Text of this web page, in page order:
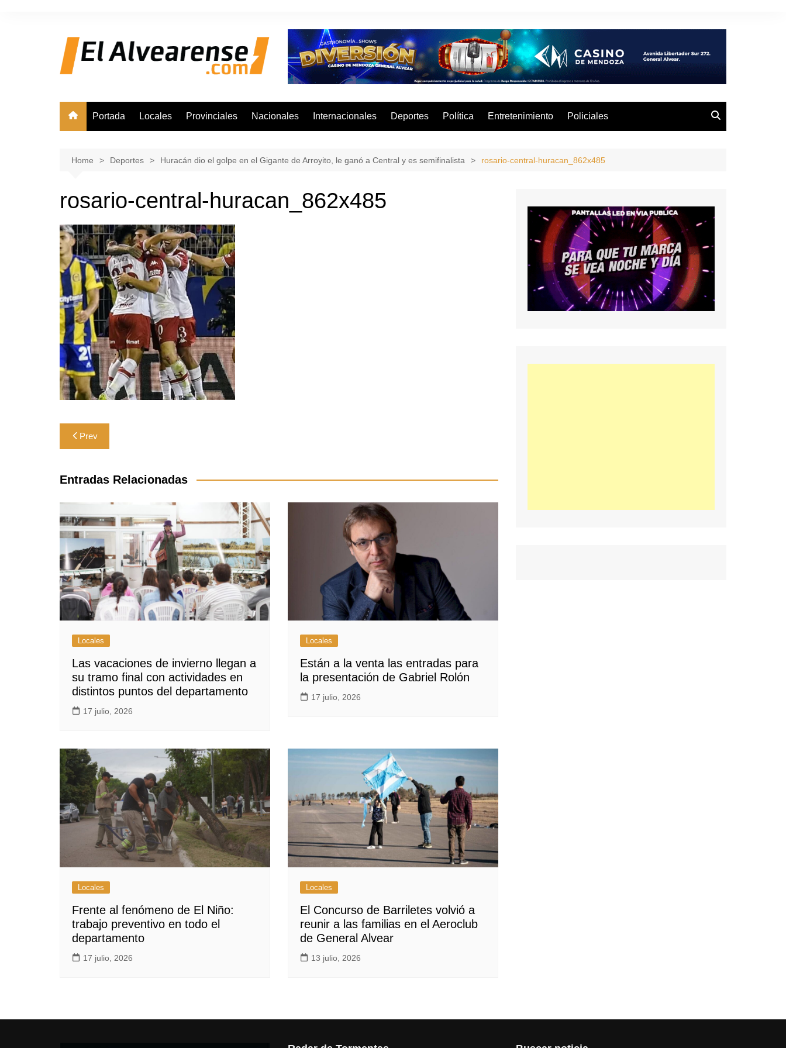
Portada Locales Provinciales Nacionales Internacionales Deportes Política Entretenimiento Policiales
Home Deportes Huracán dio el golpe en el Gigante de Arroyito, le ganó a Central y es semifinalista rosario-central-huracan_862x485
rosario-central-huracan_862x485
Navegación
de
entradas
Prev
Entradas Relacionadas
Locales
Las vacaciones de invierno llegan a
su tramo final con actividades en
distintos puntos del departamento
17 julio, 2026
Locales
Están a la venta las entradas para
la presentación de Gabriel Rolón
17 julio, 2026
Locales
Frente al fenómeno de El Niño:
trabajo preventivo en todo el
departamento
17 julio, 2026
Locales
El Concurso de Barriletes volvió a
reunir a las familias en el Aeroclub
de General Alvear
13 julio, 2026